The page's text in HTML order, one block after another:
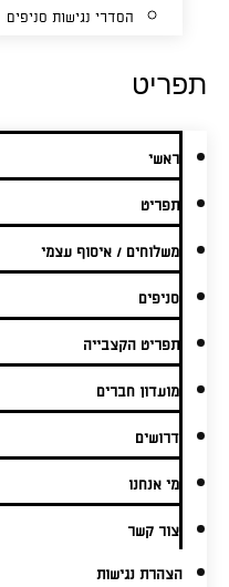
הסדרי נגישות סניפים
תפריט
ראשי
תפריט
משלוחים / איסוף עצמי
סניפים
תפריט הקצבייה
מועדון חברים
דרושים
מי אנחנו
צור קשר
הצהרת נגישות